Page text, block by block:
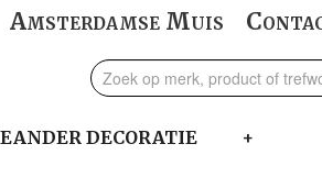
Amsterdamse Muis
DECORATIE +